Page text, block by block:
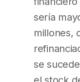
sería
millones,
se